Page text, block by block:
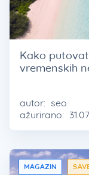
Kako
vremenskih
autor: seo
ažurirano:
MAGAZIN